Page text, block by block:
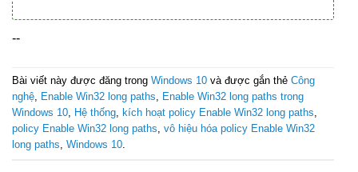
--
Bài viết này được đăng trong Windows 10 và được gắn thẻ Công
nghệ, Enable Win32 long paths, Enable Win32 long paths trong
Windows 10, Hệ thống, kích hoạt policy Enable Win32 long paths,
policy Enable Win32 long paths, vô hiệu hóa policy Enable Win32
long paths, Windows 10.